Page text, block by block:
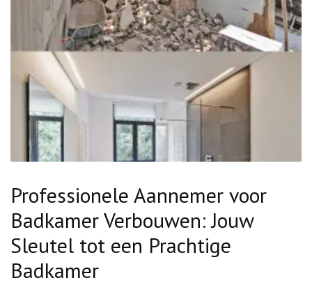
Professionele Aannemer voor
Badkamer Verbouwen: Jouw
Sleutel tot een Prachtige
Badkamer